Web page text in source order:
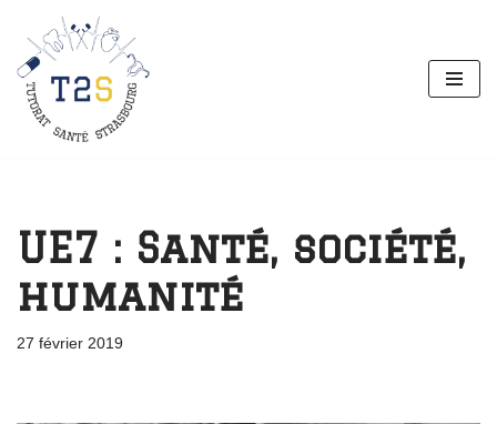
Aller
au
contenu
UE7 : Santé, société,
humanité
27 février 2019